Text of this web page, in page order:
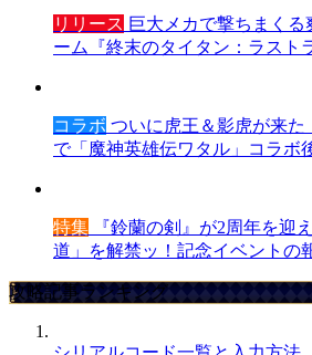
リリース 巨大メカで撃ちまく
ーム『終末のタイタン：ラスト
コラボ ついに虎王＆影虎が来た
で「魔神英雄伝ワタル」コラボ
特集 『鈴蘭の剣』が2周年を迎
道」を解禁ッ！記念イベントの
攻略記事ランキング